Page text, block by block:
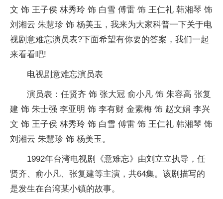
文 饰 王子侯 林秀玲 饰 白雪 傅雷 饰 王仁礼 韩湘琴 饰
刘湘云 朱慧珍 饰 杨美玉，我来为大家科普一下关于电
视剧意难忘演员表?下面希望有你要的答案，我们一起
来看看吧!
电视剧意难忘演员表
演员表：任贤齐 饰 张大冠 俞小凡 饰 朱容高 张复
建 饰 朱士强 李亚明 饰 李有财 金素梅 饰 赵文娟 李兴
文 饰 王子侯 林秀玲 饰 白雪 傅雷 饰 王仁礼 韩湘琴 饰
刘湘云 朱慧珍 饰 杨美玉。
1992年台湾电视剧《意难忘》由刘立立执导，任
贤齐、俞小凡、张复建等主演，共64集。该剧描写的
是发生在台湾某小镇的故事。